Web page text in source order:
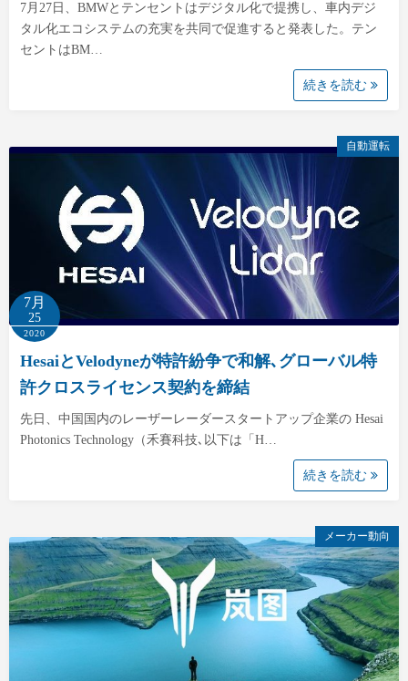
7月27日、BMWとテンセントはデジタル化で提携し、車内デジ
タル化エコシステムの充実を共同で促進すると発表した。テン
セントはBM…
続きを読む
自動運転
7月
25
2020
HesaiとVelodyneが特許紛争で和解､グローバル特
許クロスライセンス契約を締結
先日、中国国内のレーザーレーダースタートアップ企業の Hesai
Photonics Technology（禾賽科技､以下は「H…
続きを読む
メーカー動向